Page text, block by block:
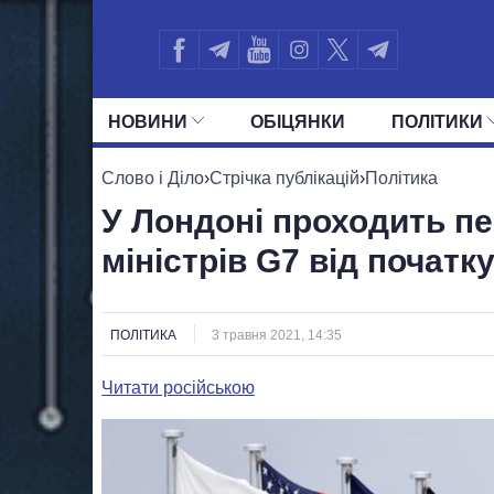
НОВИНИ ОБIЦЯНКИ ПОЛIТИКИ
УСІ ПОЛІТИКИ ПРЕЗИДЕНТ І ОФІС
Слово і Діло›Стрічка публікацій›Політика
У Лондоні проходить
міністрів G7 від
ПОЛІТИКА 3 травня 2021, 14:35
Читати російською